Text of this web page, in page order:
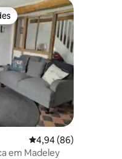
dos hóspedes
4,94 de uma
4,94 (86)
em Madeley